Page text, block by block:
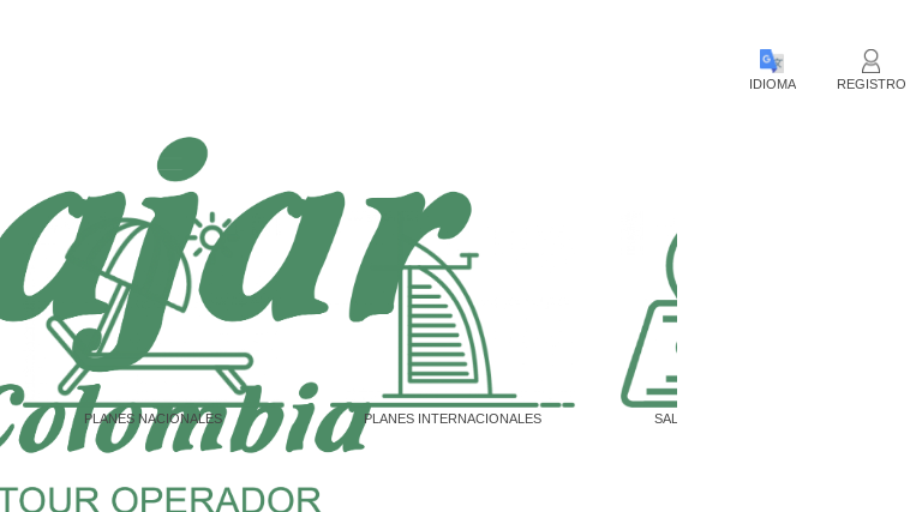
PLANES NACIONALES PLANES INTERNACIONALES SALIDAS PUNTUALES
IDIOMA REGISTRO